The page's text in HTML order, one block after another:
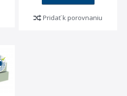
Pridať k porovnaniu